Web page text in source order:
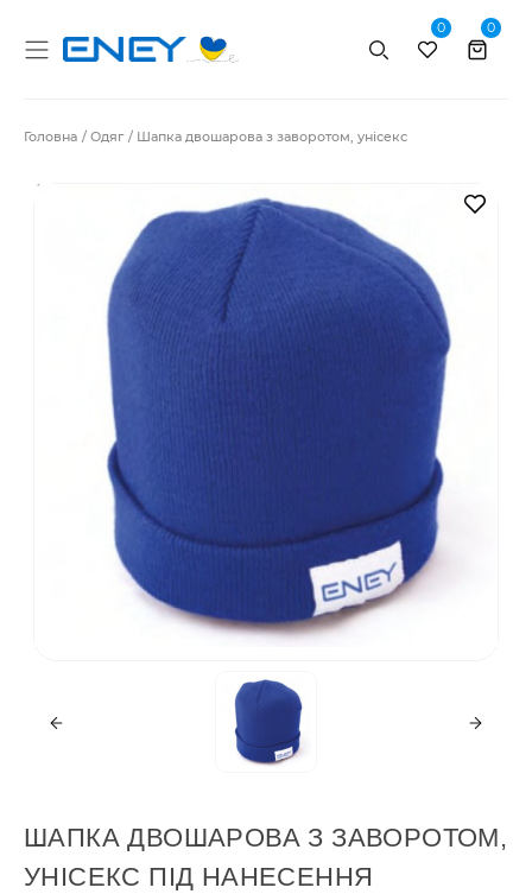
Пошук
0 0
Головна Одяг Шапка двошарова з заворотом, унісекс
В
ШАПКА ДВОШАРОВА З ЗАВОРОТОМ,
УНІСЕКС ПІД НАНЕСЕННЯ